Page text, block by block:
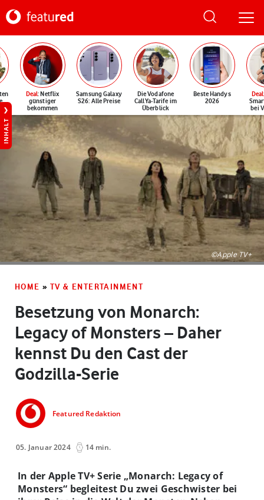
Deal: Netflix
günstiger
bekommen
Samsung Galaxy
S26: Alle Preise
Die Vodafone
CallYa-Tarife im
Überblick
Beste Handys
2026
Deal
bei
INHALT
©Apple TV+
HOME » TV & ENTERTAINMENT
Besetzung von Monarch:
Legacy of Monsters – Daher
kennst Du den Cast der
Godzilla-Serie
Featured Redaktion
05. Januar 2024 14 min.
In der Apple TV+ Serie „Monarch: Legacy of
Monsters“ begleitest Du zwei Geschwister bei